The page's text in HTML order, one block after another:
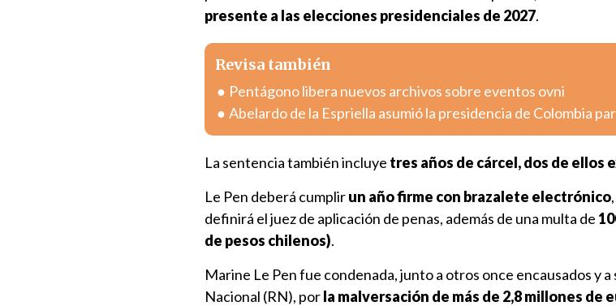
presente a las elecciones presidenciales de 2027.
Revisa también
Pentágono libera nuevos archivos sobre eventos ovni
Abelardo de la Espriella asumió la presidencia de Colombia
La sentencia también incluye tres años de cárcel, dos de ellos
Le Pen deberá cumplirun año firme con brazalete electrónico
definirá el juez de aplicación de penas, además de una multa de
de pesos chilenos).
Marine Le Pen fue condenada, junto a otros once encausados y
Nacional (RN), porla malversación de más de 2,8 millones de